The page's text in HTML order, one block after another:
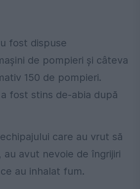
fost dispuse
de pompieri şi câteva
150 de pompieri.
fost stins de-abia după
care au vrut să
au avut nevoie de îngrijiri
au inhalat fum.